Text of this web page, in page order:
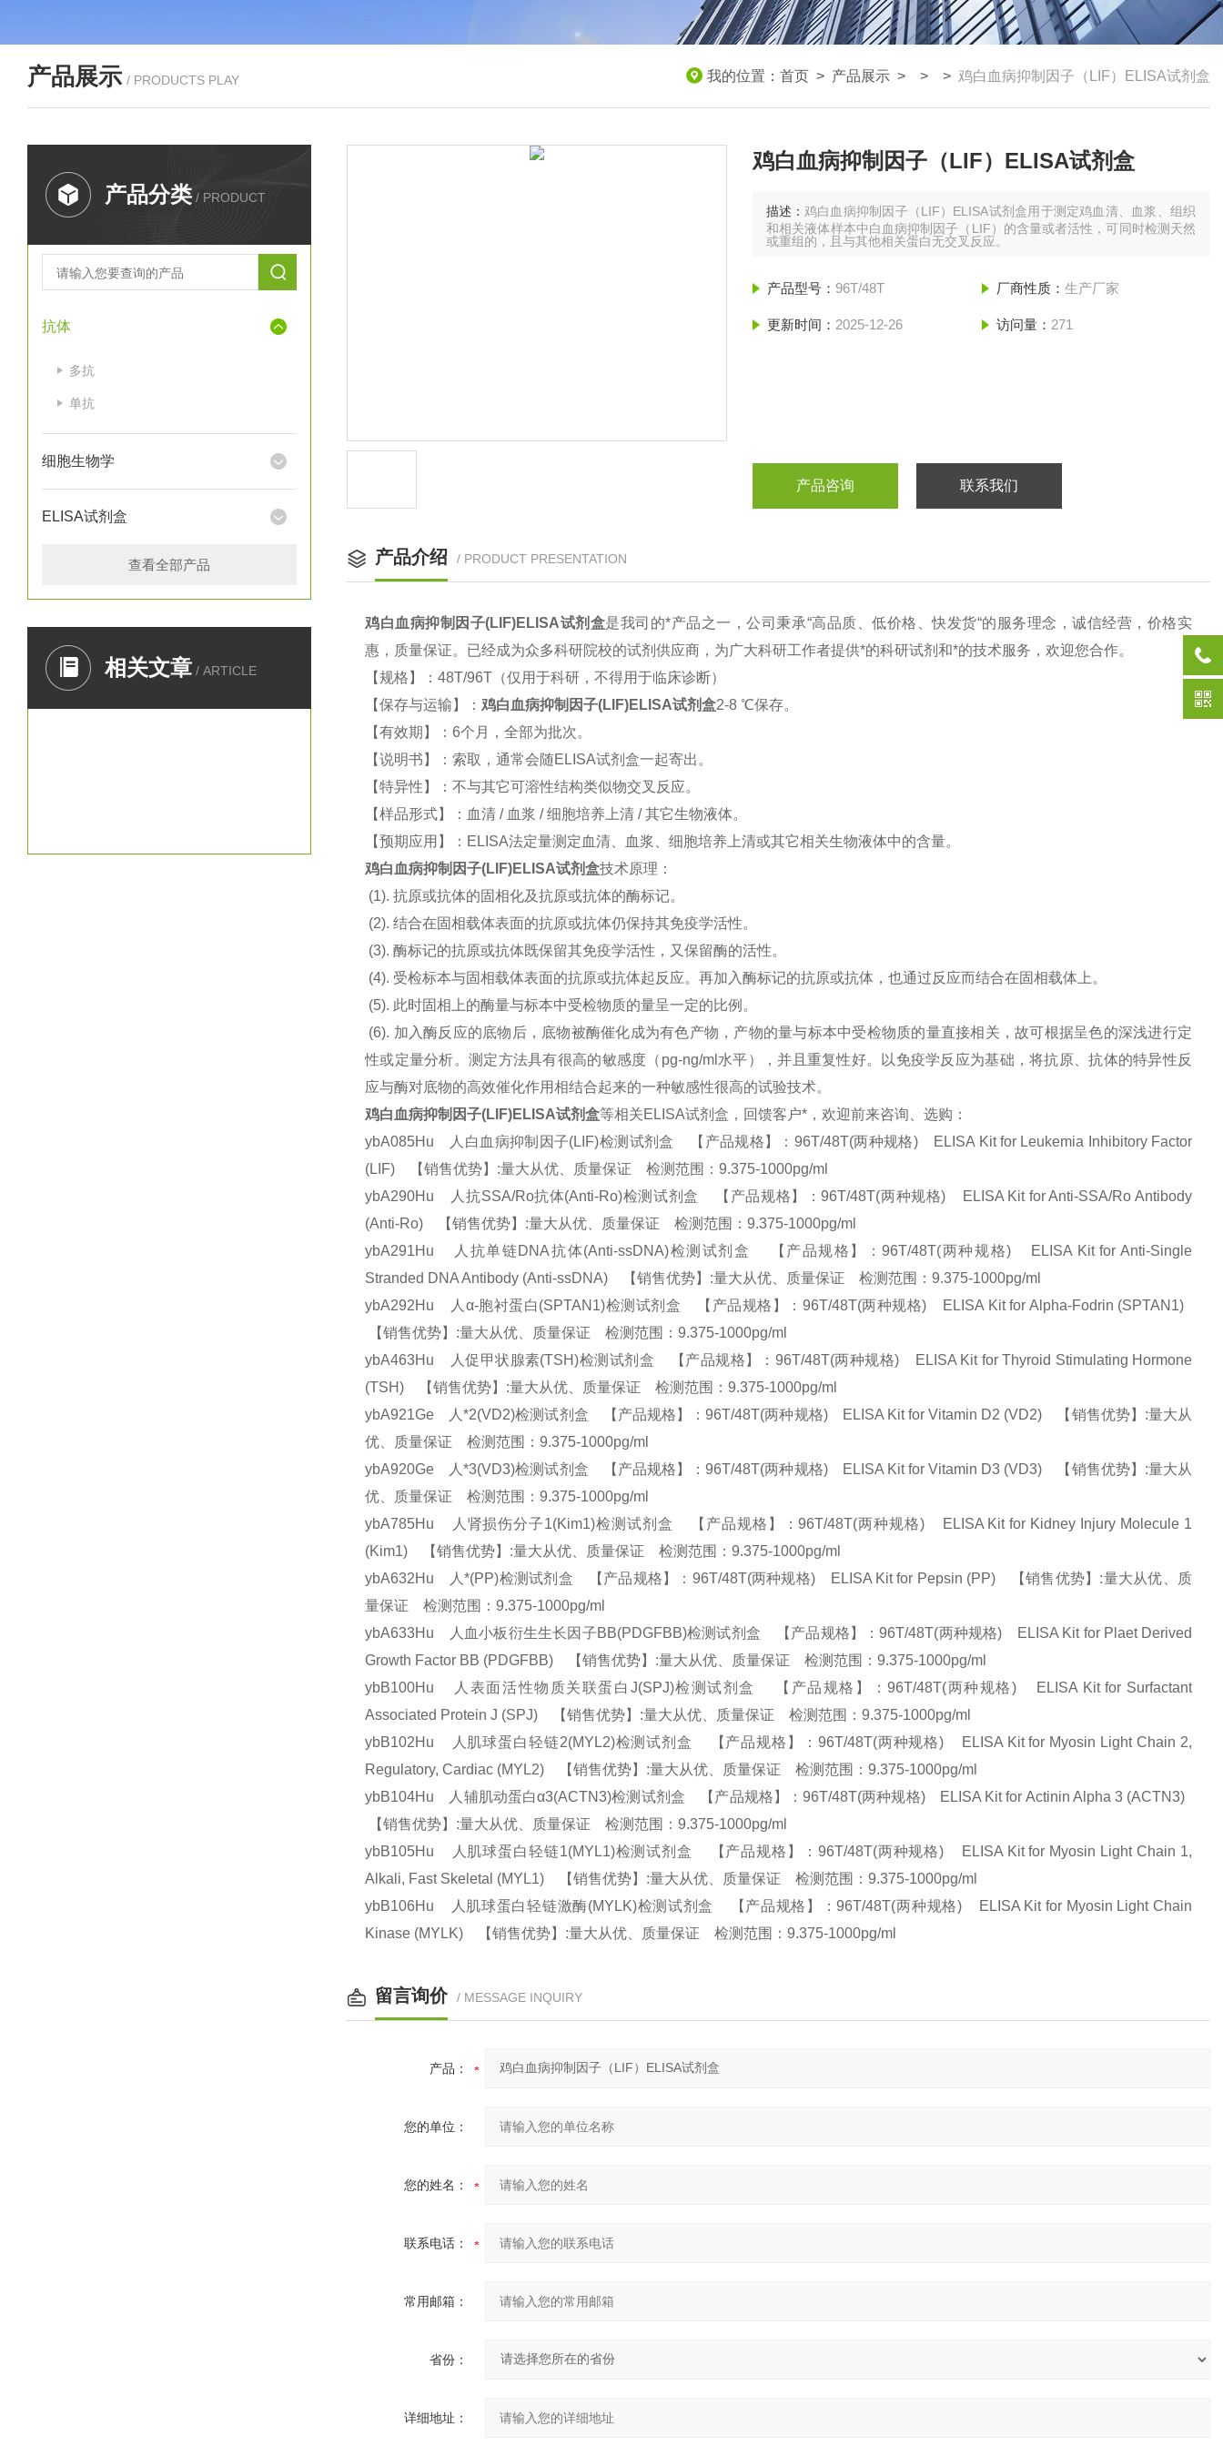
产品展示 / PRODUCTS PLAY 我的位置： 首页 > 产品展示 > > > 鸡白血病抑制因子（LIF）ELISA试剂盒
产品分类 / PRODUCT
抗体
多抗
单抗
细胞生物学
ELISA试剂盒
查看全部产品
相关文章 / ARTICLE
鸡白血病抑制因子（LIF）ELISA试剂盒
描述： 鸡白血病抑制因子（LIF）ELISA试剂盒用于测定鸡血清、血浆、组织
和相关液体样本中白血病抑制因子（LIF）的含量或者活性，可同时检测天然
或重组的，且与其他相关蛋白无交叉反应。
产品型号： 96T/48T 厂商性质： 生产厂家
更新时间： 2025-12-26 访问量： 271
产品咨询 联系我们
产品介绍 / PRODUCT PRESENTATION
鸡白血病抑制因子(LIF)ELISA试剂盒是我司的*产品之一，公司秉承“高品质、低价格、快发货“的服务理念，诚信经营，价格实
惠，质量保证。已经成为众多科研院校的试剂供应商，为广大科研工作者提供*的科研试剂和*的技术服务，欢迎您合作。
【规格】： 48T/96T （仅用于科研，不得用于临床诊断）
【保存与运输】： 鸡白血病抑制因子(LIF)ELISA试剂盒2-8 ℃保存。
【有效期】： 6个月，全部为批次。
【说明书】：索取，通常会随ELISA试剂盒一起寄出。
【特异性】：不与其它可溶性结构类似物交叉反应。
【样品形式】：血清 / 血浆 /细胞培养上清 /其它生物液体。
【预期应用】： ELISA法定量测定血清、血浆、细胞培养上清或其它相关生物液体中的含量。
鸡白血病抑制因子(LIF)ELISA试剂盒技术原理：
(1). 抗原或抗体的固相化及抗原或抗体的酶标记。
(2). 结合在固相载体表面的抗原或抗体仍保持其免疫学活性。
(3). 酶标记的抗原或抗体既保留其免疫学活性，又保留酶的活性。
(4). 受检标本与固相载体表面的抗原或抗体起反应。再加入酶标记的抗原或抗体，也通过反应而结合在固相载体上。
(5). 此时固相上的酶量与标本中受检物质的量呈一定的比例。
(6). 加入酶反应的底物后，底物被酶催化成为有色产物，产物的量与标本中受检物质的量直接相关，故可根据呈色的深浅进行定
性或定量分析。测定方法具有很高的敏感度（ pg-ng/ml 水平），并且重复性好。以免疫学反应为基础，将抗原、抗体的特异性反
应与酶对底物的高效催化作用相结合起来的一种敏感性很高的试验技术。
鸡白血病抑制因子(LIF)ELISA试剂盒等相关ELISA试剂盒，回馈客户*，欢迎前来咨询、选购：
ybA085Hu 人白血病抑制因子(LIF)检测试剂盒 【产品规格】：96T/48T(两种规格) ELISA Kit for Leukemia Inhibitory Factor
(LIF) 【销售优势】:量大从优、质量保证 检测范围：9.375-1000pg/ml
ybA290Hu 人抗SSA/Ro抗体(Anti-Ro)检测试剂盒 【产品规格】：96T/48T(两种规格) ELISA Kit for Anti-SSA/Ro Antibody
(Anti-Ro) 【销售优势】:量大从优、质量保证 检测范围：9.375-1000pg/ml
ybA291Hu 人抗单链DNA抗体(Anti-ssDNA)检测试剂盒 【产品规格】：96T/48T(两种规格) ELISA Kit for Anti-Single
Stranded DNA Antibody (Anti-ssDNA) 【销售优势】:量大从优、质量保证 检测范围：9.375-1000pg/ml
ybA292Hu 人α-胞衬蛋白(SPTAN1)检测试剂盒 【产品规格】：96T/48T(两种规格) ELISA Kit for Alpha-Fodrin (SPTAN1)
【销售优势】:量大从优、质量保证 检测范围：9.375-1000pg/ml
ybA463Hu 人促甲状腺素(TSH)检测试剂盒 【产品规格】：96T/48T(两种规格) ELISA Kit for Thyroid Stimulating Hormone
(TSH) 【销售优势】:量大从优、质量保证 检测范围：9.375-1000pg/ml
ybA921Ge 人*2(VD2)检测试剂盒 【产品规格】：96T/48T(两种规格) ELISA Kit for Vitamin D2 (VD2) 【销售优势】:量大从
优、质量保证 检测范围：9.375-1000pg/ml
ybA920Ge 人*3(VD3)检测试剂盒 【产品规格】：96T/48T(两种规格) ELISA Kit for Vitamin D3 (VD3) 【销售优势】:量大从
优、质量保证 检测范围：9.375-1000pg/ml
ybA785Hu 人肾损伤分子1(Kim1)检测试剂盒 【产品规格】：96T/48T(两种规格) ELISA Kit for Kidney Injury Molecule 1
(Kim1) 【销售优势】:量大从优、质量保证 检测范围：9.375-1000pg/ml
ybA632Hu 人*(PP)检测试剂盒 【产品规格】：96T/48T(两种规格) ELISA Kit for Pepsin (PP) 【销售优势】:量大从优、质
量保证 检测范围：9.375-1000pg/ml
ybA633Hu 人血小板衍生生长因子BB(PDGFBB)检测试剂盒 【产品规格】：96T/48T(两种规格) ELISA Kit for Plaet Derived
Growth Factor BB (PDGFBB) 【销售优势】:量大从优、质量保证 检测范围：9.375-1000pg/ml
ybB100Hu 人表面活性物质关联蛋白J(SPJ)检测试剂盒 【产品规格】：96T/48T(两种规格) ELISA Kit for Surfactant
Associated Protein J (SPJ) 【销售优势】:量大从优、质量保证 检测范围：9.375-1000pg/ml
ybB102Hu 人肌球蛋白轻链2(MYL2)检测试剂盒 【产品规格】：96T/48T(两种规格) ELISA Kit for Myosin Light Chain 2,
Regulatory, Cardiac (MYL2) 【销售优势】:量大从优、质量保证 检测范围：9.375-1000pg/ml
ybB104Hu 人辅肌动蛋白α3(ACTN3)检测试剂盒 【产品规格】：96T/48T(两种规格) ELISA Kit for Actinin Alpha 3 (ACTN3)
【销售优势】:量大从优、质量保证 检测范围：9.375-1000pg/ml
ybB105Hu 人肌球蛋白轻链1(MYL1)检测试剂盒 【产品规格】：96T/48T(两种规格) ELISA Kit for Myosin Light Chain 1,
Alkali, Fast Skeletal (MYL1) 【销售优势】:量大从优、质量保证 检测范围：9.375-1000pg/ml
ybB106Hu 人肌球蛋白轻链激酶(MYLK)检测试剂盒 【产品规格】：96T/48T(两种规格) ELISA Kit for Myosin Light Chain
Kinase (MYLK) 【销售优势】:量大从优、质量保证 检测范围：9.375-1000pg/ml
留言询价 / MESSAGE INQUIRY
产品：
您的单位：
您的姓名：
联系电话：
常用邮箱：
省份：
详细地址：